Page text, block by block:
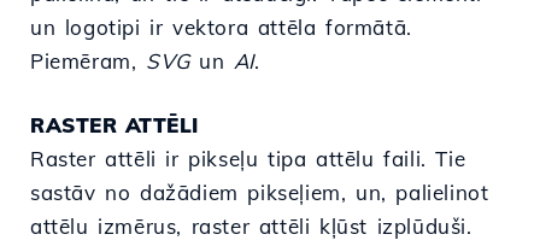
un logotipi ir vektora attēla formātā.
Piemēram, SVGun AI.
RASTER ATTĒLI
Raster attēli ir pikseļu tipa attēlu faili. Tie
sastāv no dažādiem pikseļiem, un, palielinot
attēlu izmērus, raster attēli kļūst izplūduši.